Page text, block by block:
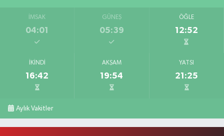
İMSAK
04:01
GÜNEŞ
05:39
ÖĞLE
12:52
İKINDI
16:42
AKŞAM
19:54
YATSI
21:25
Aylık Vakitler